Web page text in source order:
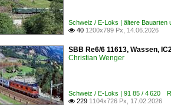
Schweiz / E-Loks | ältere Bauarten
 40 1200x799 Px, 14.06.2026
SBB Re6/6 11613, Wassen,
Christian Wenger
Schweiz / E-Loks | 91 85 / 4 620
 229 1104x726 Px, 17.02.2026